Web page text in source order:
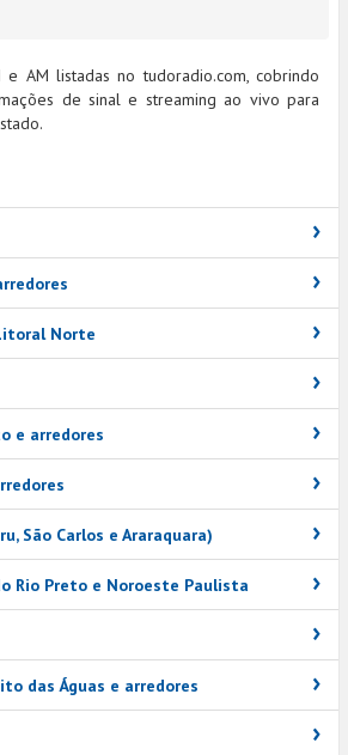
AM listadas no tudoradio.com, cobrindo
de sinal e streaming ao vivo para
Norte
e arredores
São Carlos e Araraquara)
Rio Preto e Noroeste Paulista
das Águas e arredores